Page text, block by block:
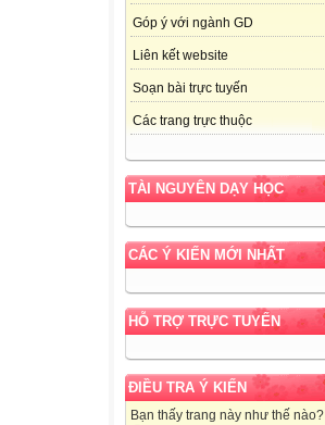
Góp ý với ngành GD
Liên kết website
Soạn bài trực tuyến
Các trang trực thuộc
TÀI NGUYÊN DẠY HỌC
CÁC Ý KIẾN MỚI NHẤT
HỖ TRỢ TRỰC TUYẾN
ĐIỀU TRA Ý KIẾN
Bạn thấy trang này như thế nào?